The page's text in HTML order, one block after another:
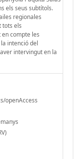
els seus subtítols.
regionales
tots els
en compte les
intenció del
intervingut en la
openAccess